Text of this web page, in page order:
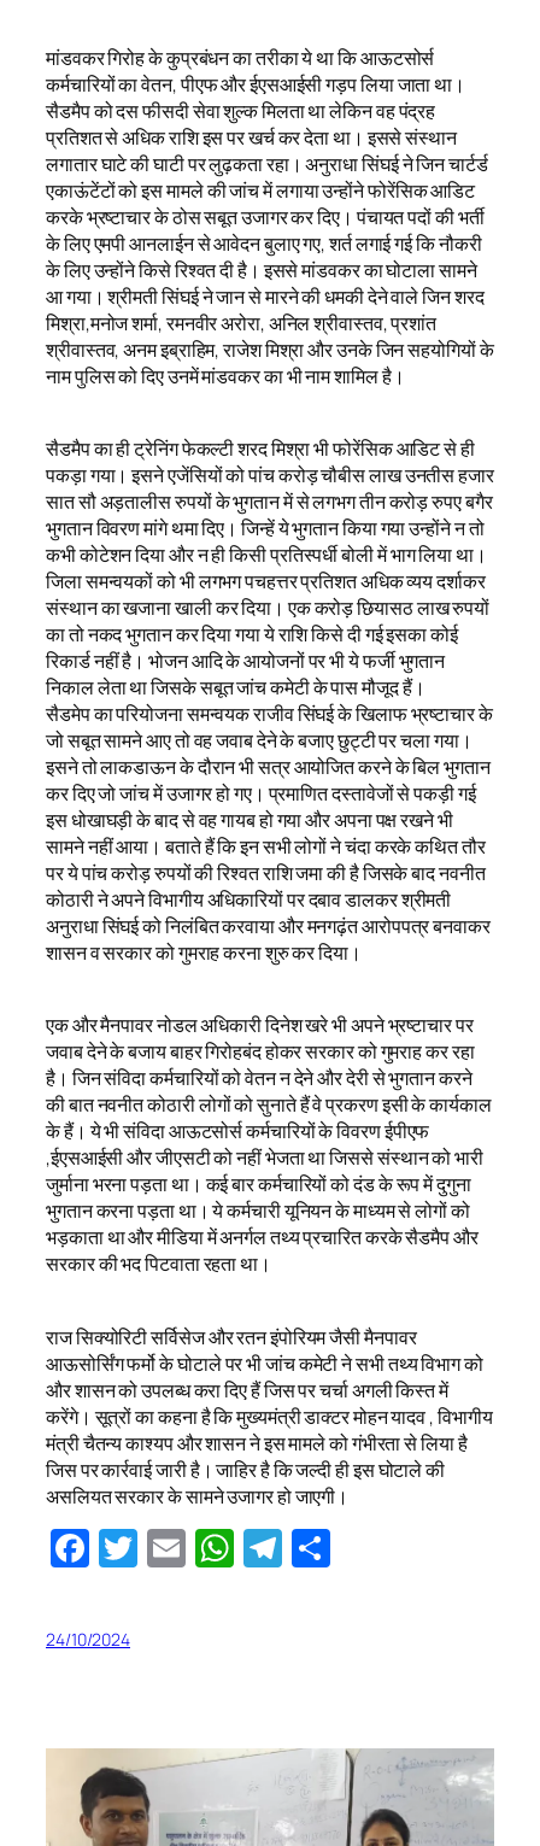
मांडवकर गिरोह के कुप्रबंधन का तरीका ये था कि आऊटसोर्स
कर्मचारियों का वेतन, पीएफ और ईएसआईसी गड़प लिया जाता था।
सैडमैप को दस फीसदी सेवा शुल्क मिलता था लेकिन वह पंद्रह
प्रतिशत से अधिक राशि इस पर खर्च कर देता था। इससे संस्थान
लगातार घाटे की घाटी पर लुढ़कता रहा। अनुराधा सिंघई ने जिन चार्टर्ड
एकाऊंटेंटों को इस मामले की जांच में लगाया उन्होंने फोरेंसिक आडिट
करके भ्रष्टाचार के ठोस सबूत उजागर कर दिए। पंचायत पदों की भर्ती
के लिए एमपी आनलाईन से आवेदन बुलाए गए, शर्त लगाई गई कि नौकरी
के लिए उन्होंने किसे रिश्वत दी है। इससे मांडवकर का घोटाला सामने
आ गया। श्रीमती सिंघई ने जान से मारने की धमकी देने वाले जिन शरद
मिश्रा,मनोज शर्मा, रमनवीर अरोरा, अनिल श्रीवास्तव, प्रशांत
श्रीवास्तव, अनम इब्राहिम, राजेश मिश्रा और उनके जिन सहयोगियों के
नाम पुलिस को दिए उनमें मांडवकर का भी नाम शामिल है।
सैडमैप का ही ट्रेनिंग फेकल्टी शरद मिश्रा भी फोरेंसिक आडिट से ही
पकड़ा गया। इसने एजेंसियों को पांच करोड़ चौबीस लाख उनतीस हजार
सात सौ अड़तालीस रुपयों के भुगतान में से लगभग तीन करोड़ रुपए बगैर
भुगतान विवरण मांगे थमा दिए। जिन्हें ये भुगतान किया गया उन्होंने न तो
कभी कोटेशन दिया और न ही किसी प्रतिस्पर्धी बोली में भाग लिया था।
जिला समन्वयकों को भी लगभग पचहत्तर प्रतिशत अधिक व्यय दर्शाकर
संस्थान का खजाना खाली कर दिया। एक करोड़ छियासठ लाख रुपयों
का तो नकद भुगतान कर दिया गया ये राशि किसे दी गई इसका कोई
रिकार्ड नहीं है। भोजन आदि के आयोजनों पर भी ये फर्जी भुगतान
निकाल लेता था जिसके सबूत जांच कमेटी के पास मौजूद हैं।
सैडमेप का परियोजना समन्वयक राजीव सिंघई के खिलाफ भ्रष्टाचार के
जो सबूत सामने आए तो वह जवाब देने के बजाए छुट्टी पर चला गया।
इसने तो लाकडाऊन के दौरान भी सत्र आयोजित करने के बिल भुगतान
कर दिए जो जांच में उजागर हो गए। प्रमाणित दस्तावेजों से पकड़ी गई
इस धोखाघड़ी के बाद से वह गायब हो गया और अपना पक्ष रखने भी
सामने नहीं आया। बताते हैं कि इन सभी लोगों ने चंदा करके कथित तौर
पर ये पांच करोड़ रुपयों की रिश्वत राशि जमा की है जिसके बाद नवनीत
कोठारी ने अपने विभागीय अधिकारियों पर दबाव डालकर श्रीमती
अनुराधा सिंघई को निलंबित करवाया और मनगढ़ंत आरोपपत्र बनवाकर
शासन व सरकार को गुमराह करना शुरु कर दिया।
एक और मैनपावर नोडल अधिकारी दिनेश खरे भी अपने भ्रष्टाचार पर
जवाब देने के बजाय बाहर गिरोहबंद होकर सरकार को गुमराह कर रहा
है। जिन संविदा कर्मचारियों को वेतन न देने और देरी से भुगतान करने
की बात नवनीत कोठारी लोगों को सुनाते हैं वे प्रकरण इसी के कार्यकाल
के हैं। ये भी संविदा आऊटसोर्स कर्मचारियों के विवरण ईपीएफ
,ईएसआईसी और जीएसटी को नहीं भेजता था जिससे संस्थान को भारी
जुर्माना भरना पड़ता था। कई बार कर्मचारियों को दंड के रूप में दुगुना
भुगतान करना पड़ता था। ये कर्मचारी यूनियन के माध्यम से लोगों को
भड़काता था और मीडिया में अनर्गल तथ्य प्रचारित करके सैडमैप और
सरकार की भद पिटवाता रहता था।
राज सिक्योरिटी सर्विसेज और रतन इंपोरियम जैसी मैनपावर
आऊसोर्सिंग फर्मो के घोटाले पर भी जांच कमेटी ने सभी तथ्य विभाग को
और शासन को उपलब्ध करा दिए हैं जिस पर चर्चा अगली किस्त में
करेंगे। सूत्रों का कहना है कि मुख्यमंत्री डाक्टर मोहन यादव , विभागीय
मंत्री चैतन्य काश्यप और शासन ने इस मामले को गंभीरता से लिया है
जिस पर कार्रवाई जारी है। जाहिर है कि जल्दी ही इस घोटाले की
असलियत सरकार के सामने उजागर हो जाएगी।
Facebook
Twitter
EmailWhatsApp
Telegram
24/10/2024